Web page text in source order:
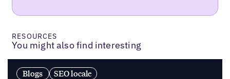
RESOURCES
You might also find interesting
Blogs SEO locale